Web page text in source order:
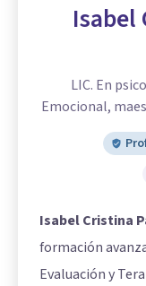
Isabel
LIC. En
Emocional,
Isabel Cristina
formación
Evaluación y